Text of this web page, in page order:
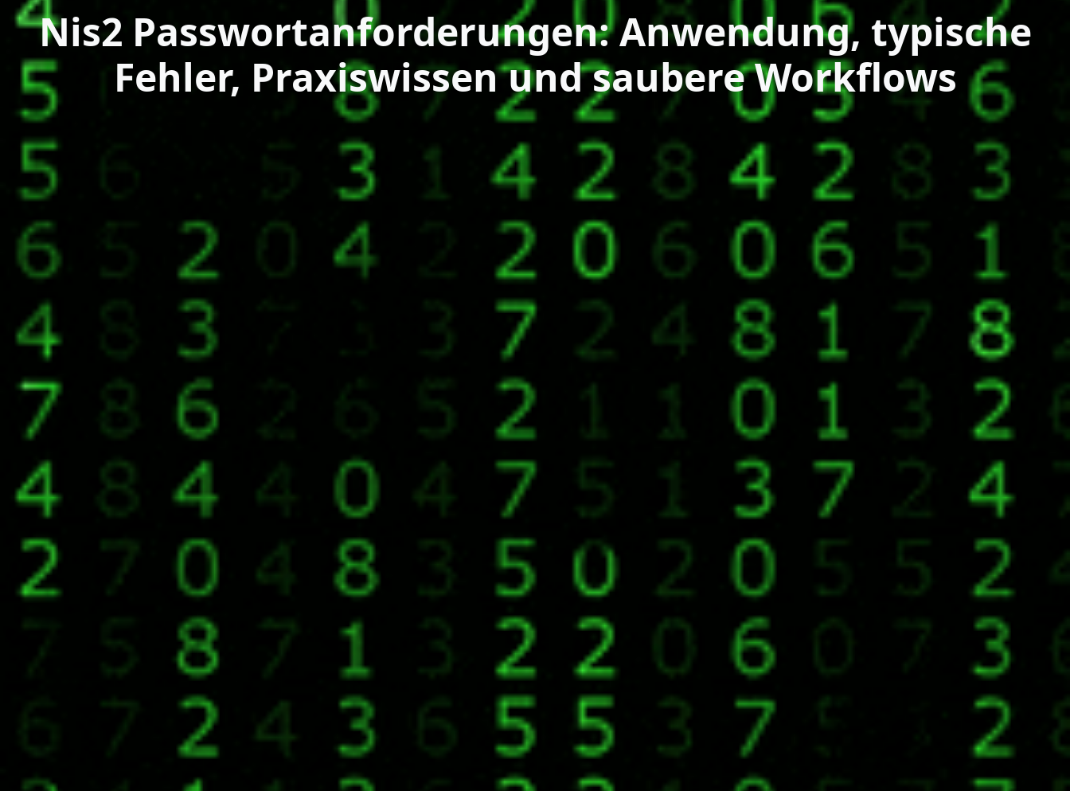
Nis2 Passwortanforderungen: Anwendung, typische
Fehler, Praxiswissen und saubere Workflows